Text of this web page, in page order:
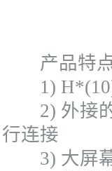
产品特
1) H*(10)
2) 外接的
行连接
3) 大屏幕